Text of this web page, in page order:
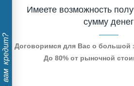
Имеете возможность
сумму денег
Договоримся для Вас о большой
До 80% от рыночной